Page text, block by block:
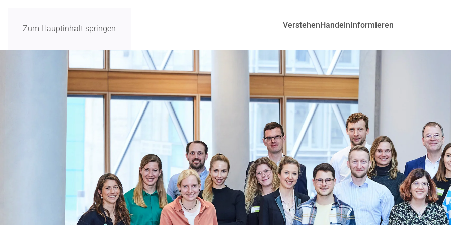
Zum Hauptinhalt springen VerstehenHandelnInformieren